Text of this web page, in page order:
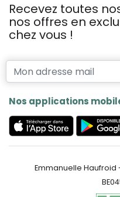
Recevez toutes
nos offres en
chez vous !
Nos applications
Emmanuelle Haufroid